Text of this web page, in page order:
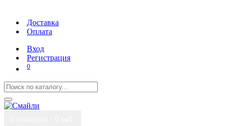
Доставка
Оплата
Вход
Регистрация
0